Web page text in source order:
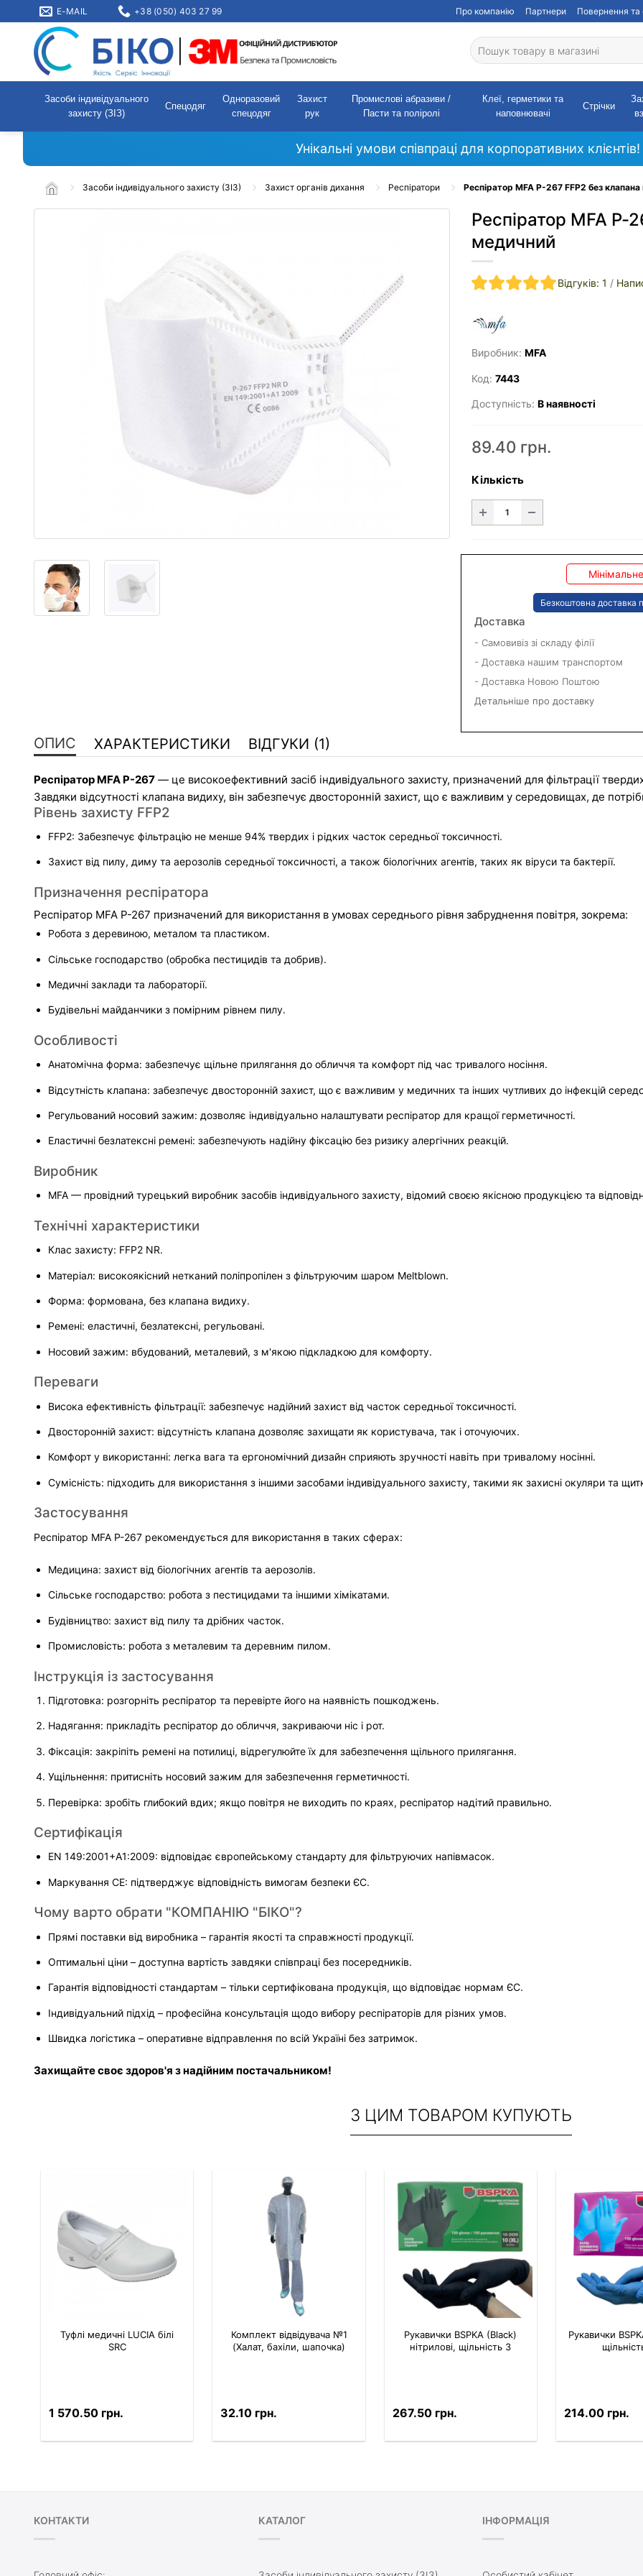
E-MAIL +38 (050) 403 27 99 Про компанію Партнери Повернення та
Засоби індивідуального
захисту (ЗІЗ)
Спецодяг
Одноразовий
спецодяг
Захист
рук
Промислові абразиви /
Пасти та поліролі
Клеї, герметики та
наповнювачі
Стрічки
Унікальні умови співпраці для корпоративних
Засоби індивідуального захисту (ЗІЗ) Захист органів дихання Респіратори Респіратор MFA P-267 FFP2 без
Респіратор MFA P-
медичний
Відгуків: 1 /
Виробник: MFA
Код: 7443
Доступність: В наявності
89.40 грн.
Кількість
Безкоштовна доставка
Доставка
- Самовивіз зі складу філії
- Доставка нашим транспортом
- Доставка Новою Поштою
Детальніше про доставку
ОПИС ХАРАКТЕРИСТИКИ ВІДГУКИ (1)
Респіратор MFA P-267 — це високоефективний засіб індивідуального захисту, призначений для фільтрації
Завдяки відсутності клапана видиху, він забезпечує двосторонній захист, що є важливим у середовищах, де
Рівень захисту FFP2
FFP2: Забезпечує фільтрацію не менше 94% твердих і рідких часток середньої токсичності.
Захист від пилу, диму та аерозолів середньої токсичності, а також біологічних агентів, таких як віруси та бактерії.
Призначення респіратора
Респіратор MFA P-267 призначений для використання в умовах середнього рівня забруднення повітря, зокрема:
Робота з деревиною, металом та пластиком.
Сільське господарство (обробка пестицидів та добрив).
Медичні заклади та лабораторії.
Будівельні майданчики з помірним рівнем пилу.
Особливості
Анатомічна форма: забезпечує щільне прилягання до обличчя та комфорт під час тривалого носіння.
Відсутність клапана: забезпечує двосторонній захист, що є важливим у медичних та інших чутливих до інфекцій
Регульований носовий зажим: дозволяє індивідуально налаштувати респіратор для кращої герметичності.
Еластичні безлатексні ремені: забезпечують надійну фіксацію без ризику алергічних реакцій.
Виробник
MFA — провідний турецький виробник засобів індивідуального захисту, відомий своєю якісною продукцією та
Технічні характеристики
Клас захисту: FFP2 NR.
Матеріал: високоякісний нетканий поліпропілен з фільтруючим шаром Meltblown.
Форма: формована, без клапана видиху.
Ремені: еластичні, безлатексні, регульовані.
Носовий зажим: вбудований, металевий, з м'якою підкладкою для комфорту.
Переваги
Висока ефективність фільтрації: забезпечує надійний захист від часток середньої токсичності.
Двосторонній захист: відсутність клапана дозволяє захищати як користувача, так і оточуючих.
Комфорт у використанні: легка вага та ергономічний дизайн сприяють зручності навіть при тривалому носінні.
Сумісність: підходить для використання з іншими засобами індивідуального захисту, такими як захисні окуляри та
Застосування
Респіратор MFA P-267 рекомендується для використання в таких сферах:
Медицина: захист від біологічних агентів та аерозолів.
Сільське господарство: робота з пестицидами та іншими хімікатами.
Будівництво: захист від пилу та дрібних часток.
Промисловість: робота з металевим та деревним пилом.
Інструкція із застосування
Підготовка: розгорніть респіратор та перевірте його на наявність пошкоджень.
Надягання: прикладіть респіратор до обличчя, закриваючи ніс і рот.
Фіксація: закріпіть ремені на потилиці, відрегулюйте їх для забезпечення щільного прилягання.
Ущільнення: притисніть носовий зажим для забезпечення герметичності.
Перевірка: зробіть глибокий вдих; якщо повітря не виходить по краях, респіратор надітий правильно.
Сертифікація
EN 149:2001+A1:2009: відповідає європейському стандарту для фільтруючих напівмасок.
Маркування CE: підтверджує відповідність вимогам безпеки ЄС.
Чому варто обрати "КОМПАНІЮ "БІКО"?
Прямі поставки від виробника – гарантія якості та справжності продукції.
Оптимальні ціни – доступна вартість завдяки співпраці без посередників.
Гарантія відповідності стандартам – тільки сертифікована продукція, що відповідає нормам ЄС.
Індивідуальний підхід – професійна консультація щодо вибору респіраторів для різних умов.
Швидка логістика – оперативне відправлення по всій Україні без затримок.
Захищайте своє здоров'я з надійним постачальником!
З ЦИМ ТОВАРОМ КУПУЮТЬ
Туфлі медичні LUCIA білі
SRC
1 570.50 грн.
Комплект вiдвiдувача №1
(Халат, бахіли, шапочка)
32.10 грн.
Рукавички BSPKA (Black)
нітрилові, щільність 3
267.50 грн.
Рукавички
214.00 грн.
КОНТАКТИ КАТАЛОГ ІНФОРМАЦІЯ